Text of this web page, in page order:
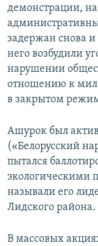
демонстрации,
задержан снова
него возбудили
нарушении
отношению к
в закрытом
Ашурок был
(«Белорусский
пытался
экологическими
называли его
Лидского района.
В массовых